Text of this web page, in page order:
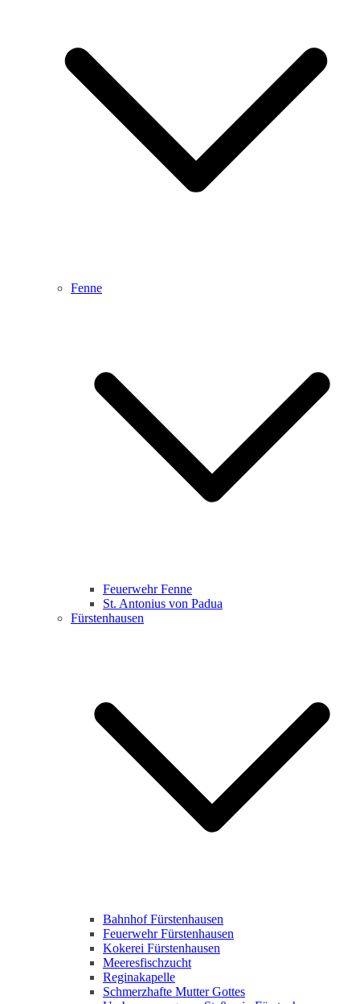
Fenne
Feuerwehr Fenne
St. Antonius von Padua
Fürstenhausen
Bahnhof Fürstenhausen
Feuerwehr Fürstenhausen
Kokerei Fürstenhausen
Meeresfischzucht
Reginakapelle
Schmerzhafte Mutter Gottes